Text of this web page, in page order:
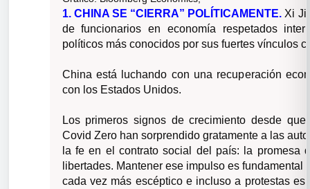
1. CHINA SE “CIERRA” POLÍTICAMENTE. Xi
de funcionarios en economía respetados
políticos más conocidos por sus fuertes vínculos
China está luchando con una recuperación
con los Estados Unidos.
Los primeros signos de crecimiento desde
Covid Zero han sorprendido gratamente a las
la fe en el contrato social del país: la promesa
libertades. Mantener ese impulso es
cada vez más escéptico e incluso a protestas